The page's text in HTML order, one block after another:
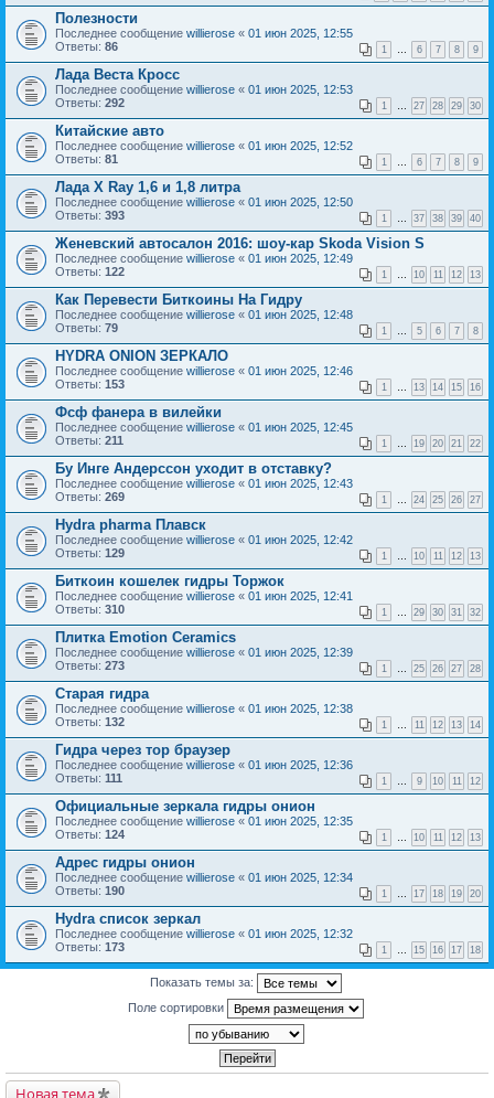
Полезности
Последнее сообщение willierose « 01 июн 2025, 12:55
Ответы: 86 1 … 6 7 8 9
Лада Веста Кросс
Последнее сообщение willierose « 01 июн 2025, 12:53
Ответы: 292 1 … 27 28 29 30
Китайские авто
Последнее сообщение willierose « 01 июн 2025, 12:52
Ответы: 81 1 … 6 7 8 9
Лада X Ray 1,6 и 1,8 литра
Последнее сообщение willierose « 01 июн 2025, 12:50
Ответы: 393 1 … 37 38 39 40
Женевский автосалон 2016: шоу-кар Skoda Vision S
Последнее сообщение willierose « 01 июн 2025, 12:49
Ответы: 122 1 … 10 11 12 13
Как Перевести Биткоины На Гидру
Последнее сообщение willierose « 01 июн 2025, 12:48
Ответы: 79 1 … 5 6 7 8
HYDRA ONION ЗЕРКАЛО
Последнее сообщение willierose « 01 июн 2025, 12:46
Ответы: 153 1 … 13 14 15 16
Фсф фанера в вилейки
Последнее сообщение willierose « 01 июн 2025, 12:45
Ответы: 211 1 … 19 20 21 22
Бу Инге Андерссон уходит в отставку?
Последнее сообщение willierose « 01 июн 2025, 12:43
Ответы: 269 1 … 24 25 26 27
Hydra pharma Плавск
Последнее сообщение willierose « 01 июн 2025, 12:42
Ответы: 129 1 … 10 11 12 13
Биткоин кошелек гидры Торжок
Последнее сообщение willierose « 01 июн 2025, 12:41
Ответы: 310 1 … 29 30 31 32
Плитка Emotion Ceramics
Последнее сообщение willierose « 01 июн 2025, 12:39
Ответы: 273 1 … 25 26 27 28
Старая гидра
Последнее сообщение willierose « 01 июн 2025, 12:38
Ответы: 132 1 … 11 12 13 14
Гидра через тор браузер
Последнее сообщение willierose « 01 июн 2025, 12:36
Ответы: 111 1 … 9 10 11 12
Официальные зеркала гидры онион
Последнее сообщение willierose « 01 июн 2025, 12:35
Ответы: 124 1 … 10 11 12 13
Адрес гидры онион
Последнее сообщение willierose « 01 июн 2025, 12:34
Ответы: 190 1 … 17 18 19 20
Hydra список зеркал
Последнее сообщение willierose « 01 июн 2025, 12:32
Ответы: 173 1 … 15 16 17 18
Показать темы за:
Поле сортировки
Новая тема